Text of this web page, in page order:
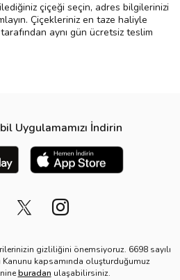
çiçeği seçin, adres bilgilerinizi
Çiçekleriniz en taze haliyle
aynı gün ücretsiz teslim
Uygulamamızı İndirin
gizliliğini önemsiyoruz. 6698 sayılı
Kanunu kapsamında oluşturduğumuz
buradan ulaşabilirsiniz.